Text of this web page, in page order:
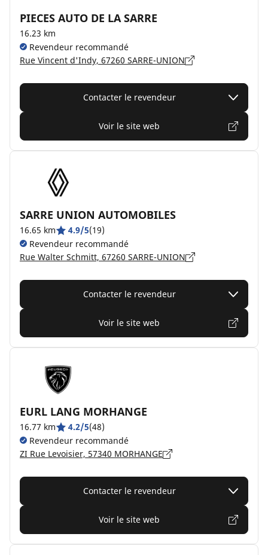
PIECES AUTO DE LA SARRE
16.23 km
Revendeur recommandé
Rue Vincent d'Indy, 67260 SARRE-UNION
Contacter le revendeur
Voir le site web
SARRE UNION AUTOMOBILES
16.65 km 4.9/5(19)
Revendeur recommandé
Rue Walter Schmitt, 67260 SARRE-UNION
Contacter le revendeur
Voir le site web
EURL LANG MORHANGE
16.77 km 4.2/5(48)
Revendeur recommandé
ZI Rue Levoisier, 57340 MORHANGE
Contacter le revendeur
Voir le site web